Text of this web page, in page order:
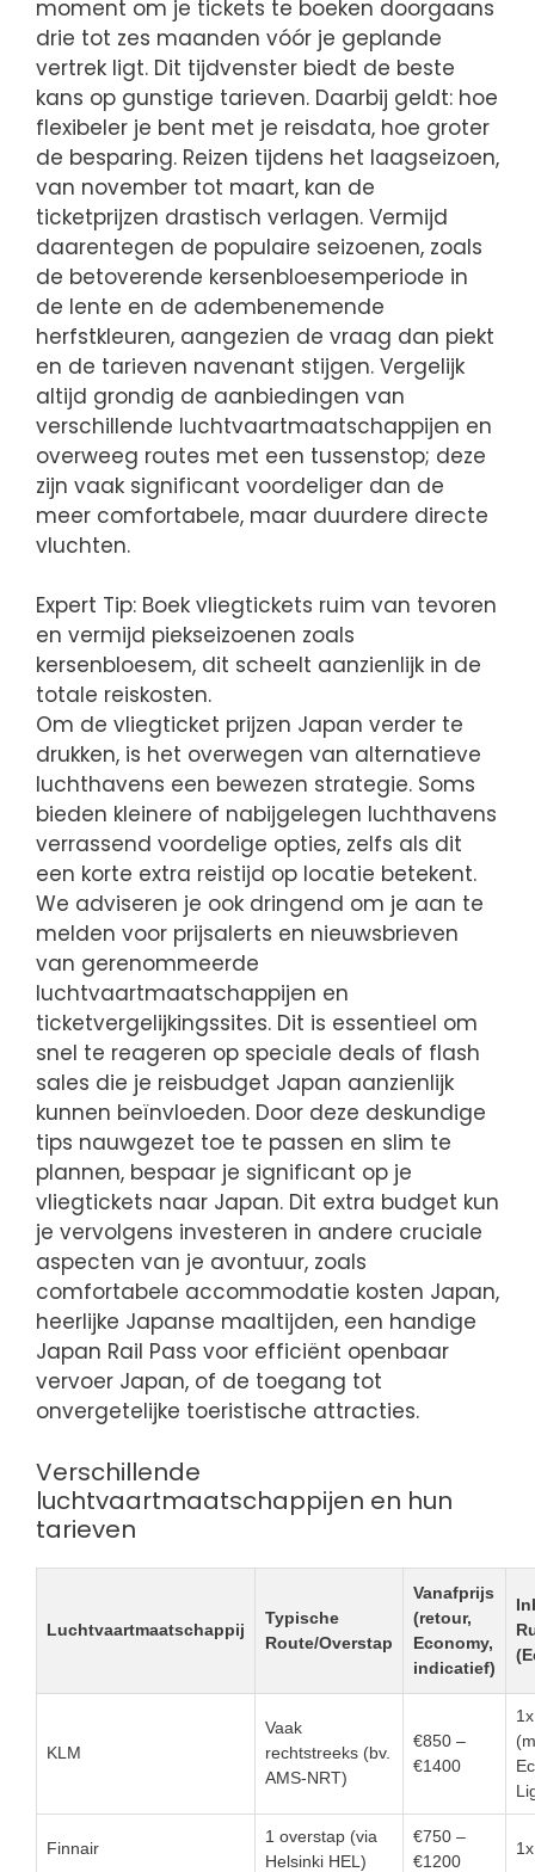
moment om je tickets te boeken doorgaans
drie tot zes maanden vóór je geplande
vertrek ligt. Dit tijdvenster biedt de beste
kans op gunstige tarieven. Daarbij geldt: hoe
flexibeler je bent met je reisdata, hoe groter
de besparing. Reizen tijdens het laagseizoen,
van november tot maart, kan de
ticketprijzen drastisch verlagen. Vermijd
daarentegen de populaire seizoenen, zoals
de betoverende kersenbloesemperiode in
de lente en de adembenemende
herfstkleuren, aangezien de vraag dan piekt
en de tarieven navenant stijgen. Vergelijk
altijd grondig de aanbiedingen van
verschillende luchtvaartmaatschappijen en
overweeg routes met een tussenstop; deze
zijn vaak significant voordeliger dan de
meer comfortabele, maar duurdere directe
vluchten.
Expert Tip: Boek vliegtickets ruim van tevoren
en vermijd piekseizoenen zoals
kersenbloesem, dit scheelt aanzienlijk in de
totale reiskosten.
Om de vliegticket prijzen Japan verder te
drukken, is het overwegen van alternatieve
luchthavens een bewezen strategie. Soms
bieden kleinere of nabijgelegen luchthavens
verrassend voordelige opties, zelfs als dit
een korte extra reistijd op locatie betekent.
We adviseren je ook dringend om je aan te
melden voor prijsalerts en nieuwsbrieven
van gerenommeerde
luchtvaartmaatschappijen en
ticketvergelijkingssites. Dit is essentieel om
snel te reageren op speciale deals of flash
sales die je reisbudget Japan aanzienlijk
kunnen beïnvloeden. Door deze deskundige
tips nauwgezet toe te passen en slim te
plannen, bespaar je significant op je
vliegtickets naar Japan. Dit extra budget kun
je vervolgens investeren in andere cruciale
aspecten van je avontuur, zoals
comfortabele accommodatie kosten Japan,
heerlijke Japanse maaltijden, een handige
Japan Rail Pass voor efficiënt openbaar
vervoer Japan, of de toegang tot
onvergetelijke toeristische attracties.
Verschillende
luchtvaartmaatschappijen en hun
tarieven
Luchtvaartmaatschappij
Typische
Route/Overstap
Vanafprijs
(retour,
Economy,
indicatief)
KLM
Vaak
rechtstreeks (bv.
AMS-NRT)
€850 –
€1400
Finnair
1 overstap (via
Helsinki HEL)
€750 –
€1200